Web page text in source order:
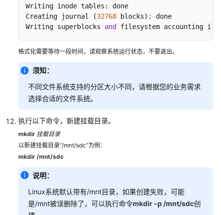
盘
（fdisk）
初
始
化
数
盘
初
始
化
大
于
Writing inode tables: done
Creating journal (32768 blocks): done
Writing superblocks and filesystem accounting
格式化需要等待一段时间，请观察系统运行状态，不要退出。
须知：
不同文件系统支持的分区大小不同，请根据您的业务需求
选择合适的文件系统。
执行以下命令，新建挂载目录。
mkdir 挂载目录
以新建挂载目录“/mnt/sdc”为例：
mkdir /mnt/sdc
说明：
Linux系统默认带有/mnt目录，如果创建失败，可能
是/mnt被误删除了，可以执行命令mkdir -p /mnt/sdc创